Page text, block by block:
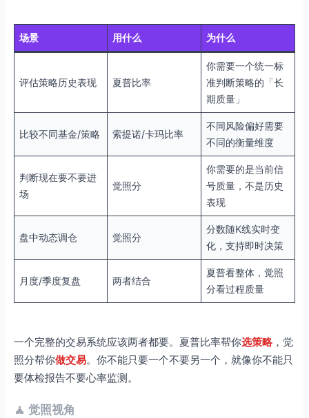
场景 用什么 为什么
评估策略历史表现 夏普比率
你需要一个统一标
准判断策略的「长
期质量」
比较不同基金/策略 索提诺/卡玛比率
不同风险偏好需要
不同的衡量维度
判断现在要不要进
场
觉照分
你需要的是当前信
号质量，不是历史
表现
盘中动态调仓 觉照分
分数随K线实时变
化，支持即时决策
月度/季度复盘 两者结合
夏普看整体，觉照
分看过程质量
一个完整的交易系统应该两者都要。夏普比率帮你选策略 ，觉
照分帮你做交易。你不能只要一个不要另一个，就像你不能只
要体检报告不要心率监测。
🧘 觉照视角